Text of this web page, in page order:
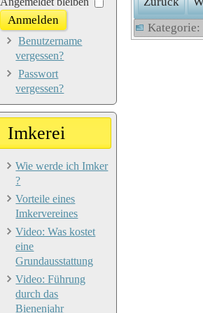
Anmelden
Benutzername
vergessen?
Passwort
vergessen?
Imkerei
Wie werde ich Imker
?
Vorteile eines
Imkervereines
Video: Was kostet
eine
Grundausstattung
Video: Führung
durch das
Bienenjahr
Kategorie: